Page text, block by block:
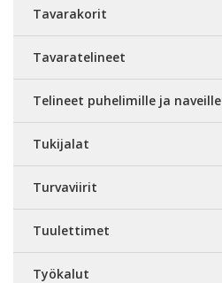
Tavarakorit
Tavaratelineet
Telineet puhelimille ja naveille
Tukijalat
Turvaviirit
Tuulettimet
Työkalut